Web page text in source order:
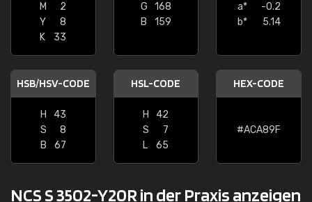
M
2
Y
8
K
33
G
168
B
159
a*
-0.2
b*
5.14
HSB/HSV-CODE
H
43
S
8
B
67
HSL-CODE
H
42
S
7
L
65
HEX-CODE
#ACA89F
NCS S 3502-Y20R in der Praxis anzeigen